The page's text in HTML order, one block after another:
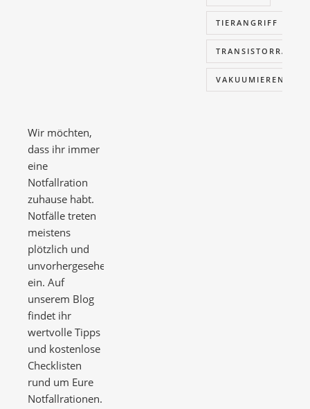
TIERANGRIFF
TRANSISTORRADIO
VAKUUMIEREN
Wir möchten,
dass ihr immer
eine
Notfallration
zuhause habt.
Notfälle treten
meistens
plötzlich und
unvorhergesehen
ein. Auf
unserem Blog
findet ihr
wertvolle Tipps
und kostenlose
Checklisten
rund um Eure
Notfallrationen.